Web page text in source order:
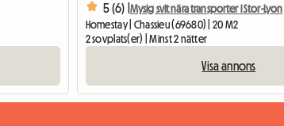
5 (6) | Mysig svit nära transporter i Stor-Lyon
Homestay | Chassieu (69680) | 20 M2
2 sovplats(er) | Minst 2 nätter
Visa annons